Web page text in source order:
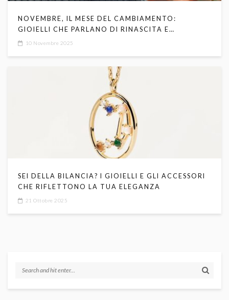
NOVEMBRE, IL MESE DEL CAMBIAMENTO:
GIOIELLI CHE PARLANO DI RINASCITA E
TRASFORMAZIONE
10 Novembre 2025
SEI DELLA BILANCIA? I GIOIELLI E GLI ACCESSORI
CHE RIFLETTONO LA TUA ELEGANZA
21 Ottobre 2025